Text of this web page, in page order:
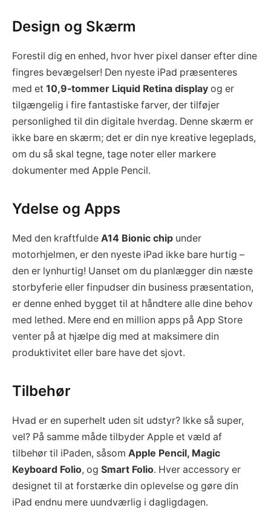
Design og Skærm
Forestil dig en enhed, hvor hver pixel danser efter dine
fingres bevægelser! Den nyeste iPad præsenteres
med et 10,9-tommer Liquid Retina display og er
tilgængelig i fire fantastiske farver, der tilføjer
personlighed til din digitale hverdag. Denne skærm er
ikke bare en skærm; det er din nye kreative legeplads,
om du så skal tegne, tage noter eller markere
dokumenter med Apple Pencil.
Ydelse og Apps
Med den kraftfulde A14 Bionic chip under
motorhjelmen, er den nyeste iPad ikke bare hurtig –
den er lynhurtig! Uanset om du planlægger din næste
storbyferie eller finpudser din business præsentation,
er denne enhed bygget til at håndtere alle dine behov
med lethed. Mere end en million apps på App Store
venter på at hjælpe dig med at maksimere din
produktivitet eller bare have det sjovt.
Tilbehør
Hvad er en superhelt uden sit udstyr? Ikke så super,
vel? På samme måde tilbyder Apple et væld af
tilbehør til iPaden, såsom Apple Pencil, Magic
Keyboard Folio, og Smart Folio. Hver accessory er
designet til at forstærke din oplevelse og gøre din
iPad endnu mere uundværlig i dagligdagen.